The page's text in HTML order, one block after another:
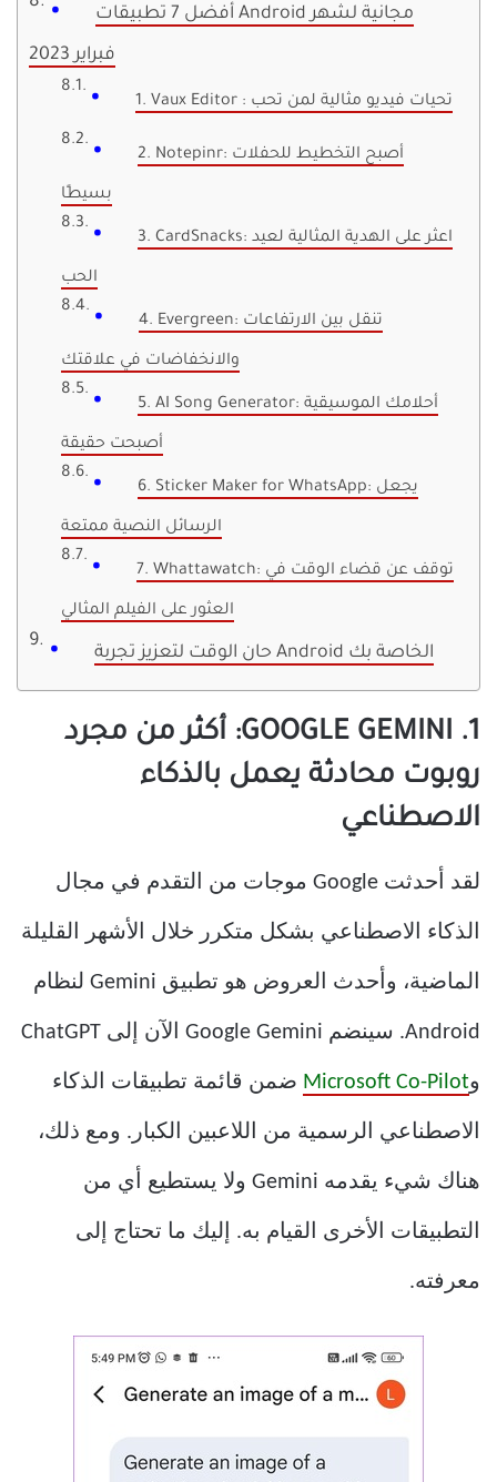
أفضل 7 تطبيقات Android مجانية لشهر
فبراير 2023
1. Vaux Editor : تحيات فيديو مثالية لمن تحب
2. Notepinr: أصبح التخطيط للحفلات
بسيطًا
3. CardSnacks: اعثر على الهدية المثالية لعيد
الحب
4. Evergreen: تنقل بين الارتفاعات
والانخفاضات في علاقتك
5. AI Song Generator: أحلامك الموسيقية
أصبحت حقيقة
6. Sticker Maker for WhatsApp: يجعل
الرسائل النصية ممتعة
7. Whattawatch: توقف عن قضاء الوقت في
العثور على الفيلم المثالي
حان الوقت لتعزيز تجربة Android الخاصة بك
1. GOOGLE GEMINI: أكثر من مجرد
روبوت محادثة يعمل بالذكاء
الاصطناعي
لقد أحدثت Google موجات من التقدم في مجال
الذكاء الاصطناعي بشكل متكرر خلال الأشهر القليلة
الماضية، وأحدث العروض هو تطبيق Gemini لنظام
Android. سينضم Google Gemini الآن إلى ChatGPT
وMicrosoft Co-Pilot ضمن قائمة تطبيقات الذكاء
الاصطناعي الرسمية من اللاعبين الكبار. ومع ذلك،
هناك شيء يقدمه Gemini ولا يستطيع أي من
التطبيقات الأخرى القيام به. إليك ما تحتاج إلى
معرفته.